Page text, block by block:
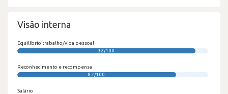
Visão interna
Equilíbrio trabalho/vida pessoal
92/100
Reconhecimento e recompensa
82/100
Salário